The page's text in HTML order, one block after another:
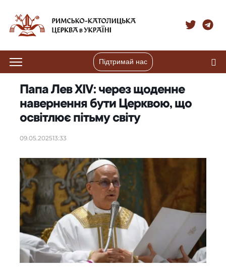
Підтримай нас
Папа Лев XIV: через щоденне
навернення бути Церквою, що
освітлює пітьму світу
09.05.202513:33